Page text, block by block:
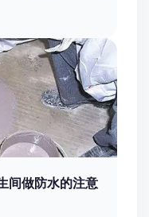
间做防水的注意